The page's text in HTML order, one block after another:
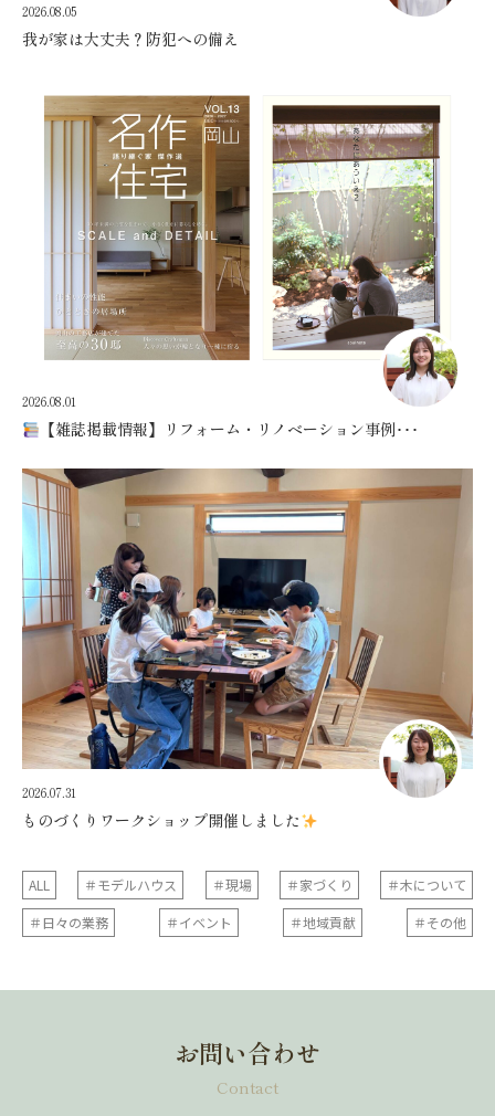
2026.08.05
我が家は大丈夫？防犯への備え
2026.08.01
【雑誌掲載情報】リフォーム・リノベーション事例･･･
2026.07.31
ものづくりワークショップ開催しました
ALL ＃モデルハウス ＃現場 ＃家づくり
＃木について
＃日々の業務
＃イベント ＃地域貢献 ＃その他
お問い合わせ
Contact